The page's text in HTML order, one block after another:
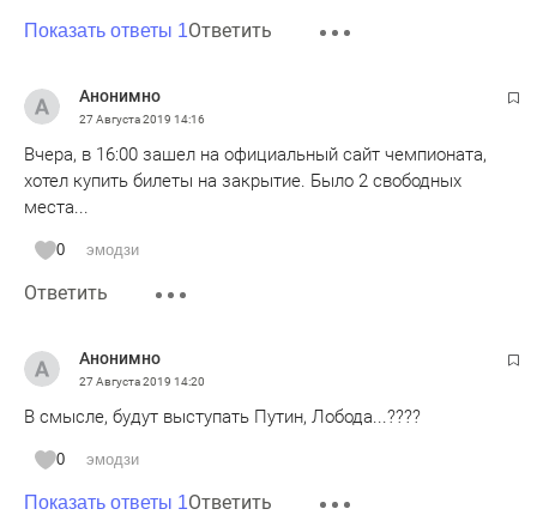
Показать ответы 1Ответить
Анонимно
27 Августа 2019 14:16
Вчера, в 16:00 зашел на официальный сайт чемпионата,
хотел купить билеты на закрытие. Было 2 свободных
места...
0 эмодзи
Ответить
Анонимно
27 Августа 2019 14:20
В смысле, будут выступать Путин, Лобода...????
0 эмодзи
Показать ответы 1Ответить